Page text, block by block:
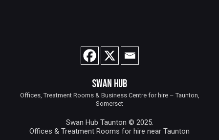
Swan Hub Taunton © 2025.
Offices & Treatment Rooms for hire near Taunton
SWAN HUB
Offices, Treatment Rooms & Business Centre for hire – Taunton,
Somerset